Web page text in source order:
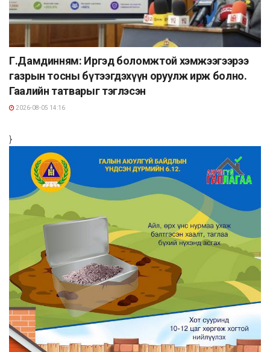
Г.Дамдинням: Иргэд боломжтой хэмжээгээрээ
газрын тосны бүтээгдэхүүн оруулж ирж болно.
Гаалийн татварыг тэглэсэн
2026-08-05 14:16
}